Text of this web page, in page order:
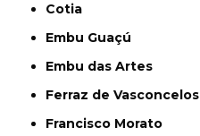
Cotia
Embu Guaçú
Embu das Artes
Ferraz de Vasconcelos
Francisco Morato